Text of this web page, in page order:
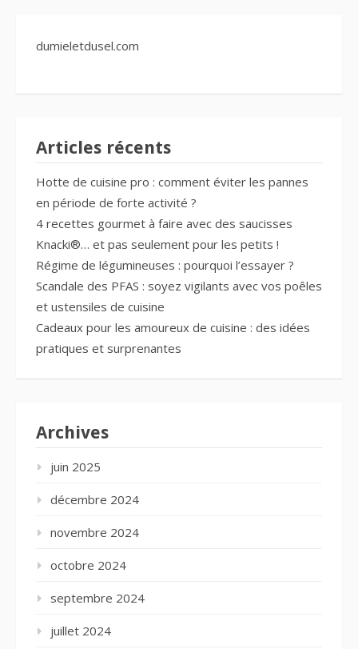
dumieletdusel.com
Articles récents
Hotte de cuisine pro : comment éviter les pannes
en période de forte activité ?
4 recettes gourmet à faire avec des saucisses
Knacki®… et pas seulement pour les petits !
Régime de légumineuses : pourquoi l’essayer ?
Scandale des PFAS : soyez vigilants avec vos poêles
et ustensiles de cuisine
Cadeaux pour les amoureux de cuisine : des idées
pratiques et surprenantes
Archives
juin 2025
décembre 2024
novembre 2024
octobre 2024
septembre 2024
juillet 2024